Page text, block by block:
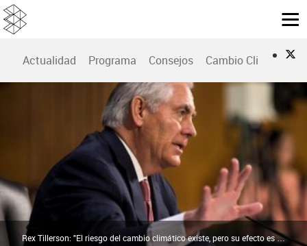
Actualidad Programa Consejos Cambio Climático
Rex Tillerson: "El riesgo del cambio climático existe, pero su efecto es impredecible" | Agencia EFE